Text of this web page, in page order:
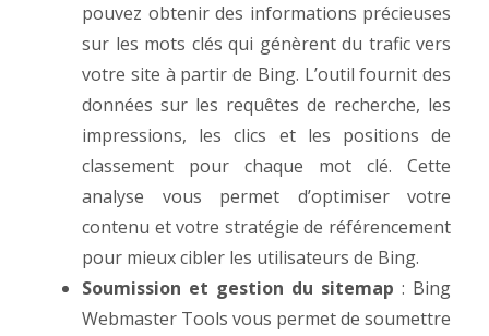
pouvez obtenir des informations précieuses
sur les mots clés qui génèrent du trafic vers
votre site à partir de Bing. L’outil fournit des
données sur les requêtes de recherche, les
impressions, les clics et les positions de
classement pour chaque mot clé. Cette
analyse vous permet d’optimiser votre
contenu et votre stratégie de référencement
pour mieux cibler les utilisateurs de Bing.
Soumission et gestion du sitemap : Bing
Webmaster Tools vous permet de soumettre